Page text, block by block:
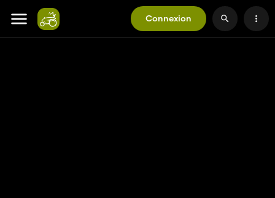
Connexion